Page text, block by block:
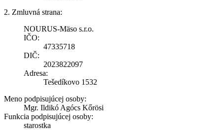
2. Zmluvná strana:
NOURUS-Mäso s.r.o.
IČO:
47335718
DIČ:
2023822097
Adresa:
Tešedíkovo 1532
Meno podpisujúcej osoby:
Mgr. Ildikó Agócs Kőrösi
Funkcia podpisujúcej osoby:
starostka